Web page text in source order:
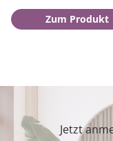
Zum Produkt
Jetzt